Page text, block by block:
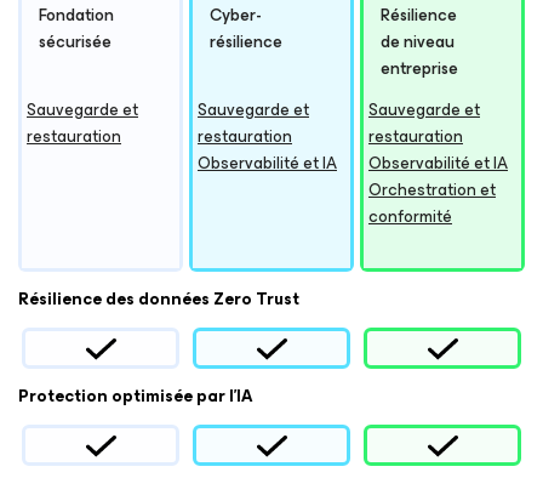
Fondation
sécurisée
Cyber-
résilience
Résilience
de niveau
entreprise
Sauvegarde et
restauration
Sauvegarde et
restauration
Observabilité et IA
Sauvegarde et
restauration
Observabilité et IA
Orchestration et
conformité
Résilience des données Zero Trust
Protection optimisée par l’IA